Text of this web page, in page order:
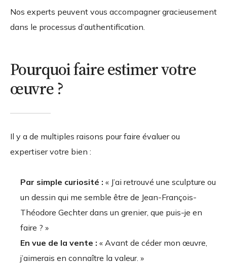
Nos experts peuvent vous accompagner gracieusement
dans le processus d’authentification.
Pourquoi faire estimer votre
œuvre ?
Il y a de multiples raisons pour faire évaluer ou
expertiser votre bien :
Par simple curiosité : « J’ai retrouvé une sculpture ou
un dessin qui me semble être de Jean-François-
Théodore Gechter dans un grenier, que puis-je en
faire ? »
En vue de la vente : « Avant de céder mon œuvre,
j’aimerais en connaître la valeur. »